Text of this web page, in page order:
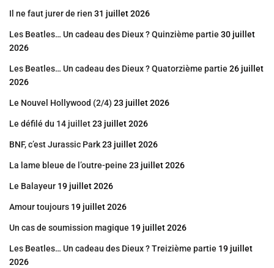
Il ne faut jurer de rien 31 juillet 2026
Les Beatles… Un cadeau des Dieux ? Quinzième partie 30 juillet
2026
Les Beatles… Un cadeau des Dieux ? Quatorzième partie 26 juillet
2026
Le Nouvel Hollywood (2/4) 23 juillet 2026
Le défilé du 14 juillet23 juillet 2026
BNF, c’est Jurassic Park23 juillet 2026
La lame bleue de l’outre-peine 23 juillet 2026
Le Balayeur 19 juillet 2026
Amour toujours 19 juillet 2026
Un cas de soumission magique 19 juillet 2026
Les Beatles… Un cadeau des Dieux ? Treizième partie 19 juillet
2026